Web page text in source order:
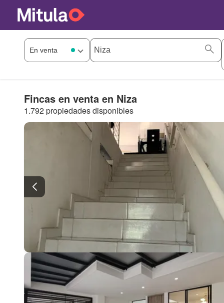
Fincas en venta en Niza
1.792 propiedades disponibles